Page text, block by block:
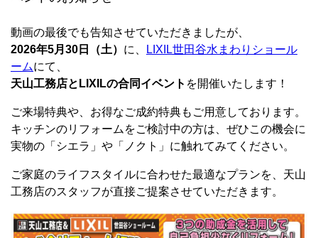
動画の最後でも告知させていただきましたが、
2026年5月30日（土） に、
LIXIL世田谷水まわりショール
ームにて、
天山工務店とLIXILの合同イベント を開催いたします！
ご来場特典や、お得なご成約特典もご用意しております。
キッチンのリフォームをご検討中の方は、ぜひこの機会に
実物の「シエラ」や「ノクト」に触れてみてください。
ご家庭のライフスタイルに合わせた最適なプランを、天山
工務店のスタッフが直接ご提案させていただきます。